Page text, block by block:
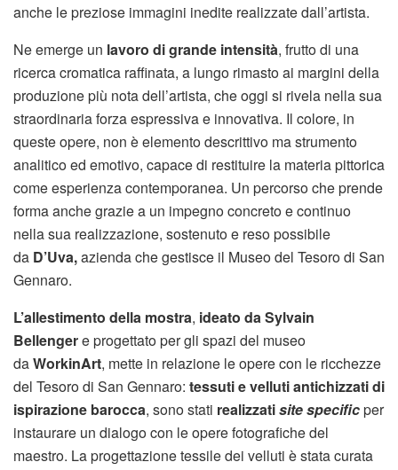
anche le preziose immagini inedite realizzate dall’artista.
Ne emerge un lavoro di grande intensità, frutto di una
ricerca cromatica raffinata, a lungo rimasto ai margini della
produzione più nota dell’artista, che oggi si rivela nella sua
straordinaria forza espressiva e innovativa. Il colore, in
queste opere, non è elemento descrittivo ma strumento
analitico ed emotivo, capace di restituire la materia pittorica
come esperienza contemporanea. Un percorso che prende
forma anche grazie a un impegno concreto e continuo
nella sua realizzazione, sostenuto e reso possibile
da D’Uva,azienda che gestisce il Museo del Tesoro di San
Gennaro.
L’allestimento della mostra, ideato da Sylvain
Bellengere progettato per gli spazi del museo
daWorkinArt, mette in relazione le opere con le ricchezze
del Tesoro di San Gennaro: tessuti e velluti antichizzati di
ispirazione barocca, sono stati realizzatisite specificper
instaurare un dialogo con le opere fotografiche del
maestro. La progettazione tessile dei velluti è stata curata